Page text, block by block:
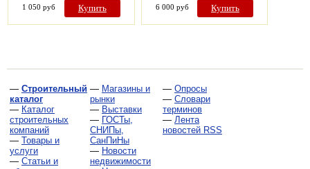
1 050 руб Купить 6 000 руб Купить
— Строительный
каталог
— Каталог
строительных
компаний
— Товары и
услуги
— Статьи и
— Магазины и
рынки
— Выставки
— ГОСТы,
СНИПы,
СанПиНы
— Новости
недвижимости
— Опросы
— Словари
терминов
— Лента
новостей RSS